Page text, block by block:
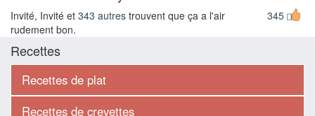
345
Invité, Invité et 343 autres trouvent que ça a l'air
rudement bon.
Recettes
Recettes de plat
Recettes de crevettes